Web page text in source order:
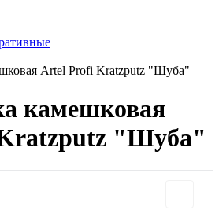
Artel Profi Kratzputz "Шуба"
камешковая
"Шуба"